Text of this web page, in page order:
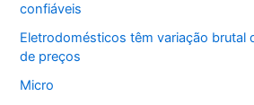
confiáveis
Eletrodomésticos têm variação brutal
de preços
Micro